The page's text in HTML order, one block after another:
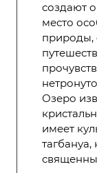
создают
место
природы,
Озеро
имеет
тагбануа,